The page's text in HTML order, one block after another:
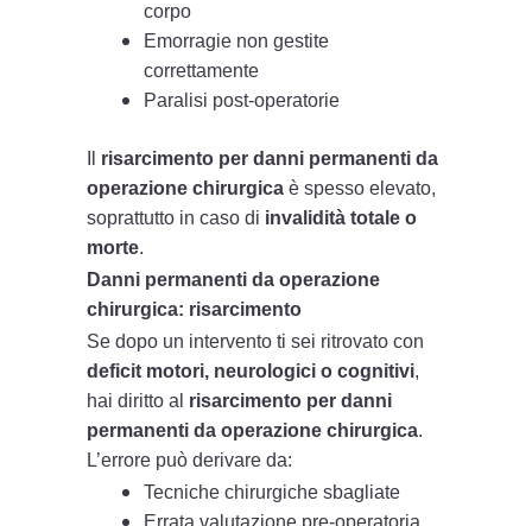
corpo
Emorragie non gestite
correttamente
Paralisi post-operatorie
risarcimento per danni permanenti da
operazione chirurgica è spesso elevato,
soprattutto in caso di invalidità totale o
morte.
Danni permanenti da operazione
chirurgica: risarcimento
Se dopo un intervento ti sei ritrovato con
deficit motori, neurologici o cognitivi,
hai diritto al risarcimento per danni
permanenti da operazione chirurgica.
L’errore può derivare da:
Tecniche chirurgiche sbagliate